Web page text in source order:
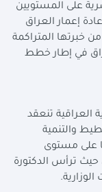
على المستويين
إعمار العراق
خبرتها المتراكمة
في إطار خطط
العراقية تنعقد
والتنمية
على مستوى
حيث ترأس الدكتورة